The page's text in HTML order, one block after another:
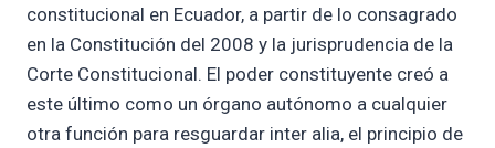
constitucional en Ecuador, a partir de lo consagrado
en la Constitución del 2008 y la jurisprudencia de la
Corte Constitucional. El poder constituyente creó a
este último como un órgano autónomo a cualquier
otra función para resguardar inter alia, el principio de